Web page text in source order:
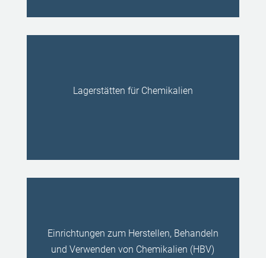
Lagerstätten für Chemikalien
Einrichtungen zum Herstellen, Behandeln
und Verwenden von Chemikalien (HBV)